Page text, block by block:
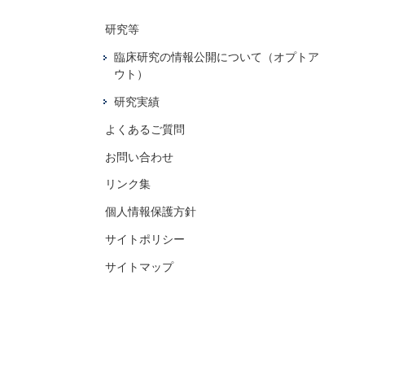
研究等
臨床研究の情報公開について（オプトア
ウト）
研究実績
よくあるご質問
お問い合わせ
リンク集
個人情報保護方針
サイトポリシー
サイトマップ